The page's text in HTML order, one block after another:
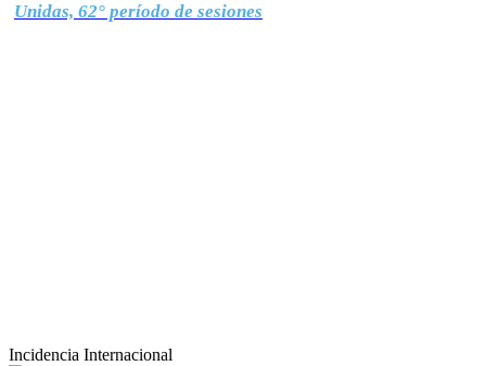
Unidas, 62° período de sesiones
Incidencia Internacional